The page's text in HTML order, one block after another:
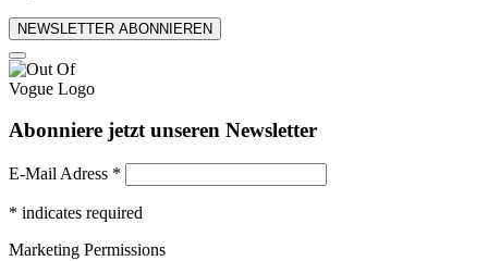
NEWSLETTER ABONNIEREN
Abonniere jetzt unseren Newsletter
E-Mail Adress *
* indicates required
Marketing Permissions